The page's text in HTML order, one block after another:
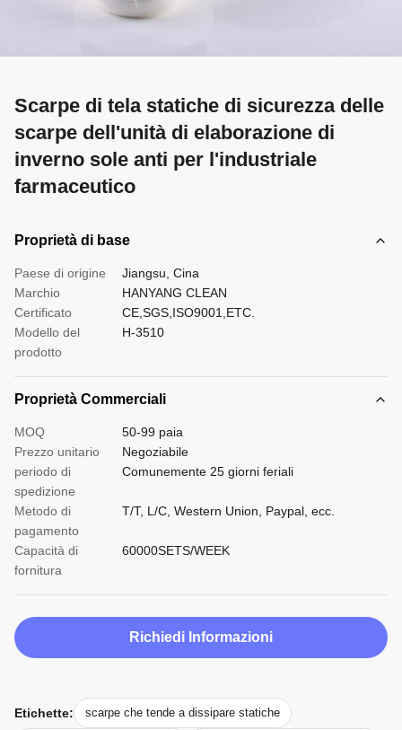
Scarpe di tela statiche di sicurezza delle
scarpe dell'unità di elaborazione di
inverno sole anti per l'industriale
farmaceutico
Proprietà di base
Paese di origine
Jiangsu, Cina
Marchio
HANYANG CLEAN
Certificato
CE,SGS,ISO9001,ETC.
Modello del
prodotto
H-3510
Proprietà Commerciali
MOQ
50-99 paia
Prezzo unitario
Negoziabile
periodo di
spedizione
Comunemente 25 giorni feriali
Metodo di
pagamento
T/T, L/C, Western Union, Paypal, ecc.
Capacità di
fornitura
60000SETS/WEEK
Richiedi Informazioni
Etichette: scarpe che tende a dissipare statiche